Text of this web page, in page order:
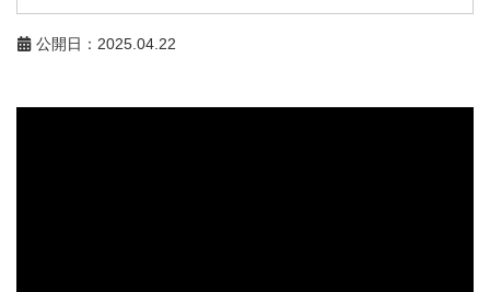
公開日：2025.04.22